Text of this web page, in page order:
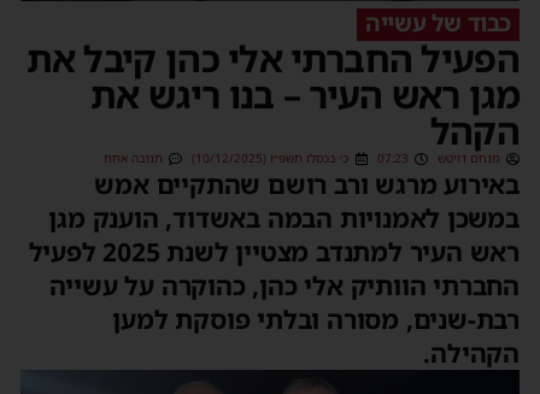
כבוד של עשייה
הפעיל החברתי אלי כהן קיבל את
מגן ראש העיר – בנו ריגש את
הקהל
מנחם דויטש 07:23 כ׳ בכסלו תשפ״ו (10/12/2025) תגובה אחת
באירוע מרגש ורב רושם שהתקיים אמש
במשכן לאמנויות הבמה באשדוד, הוענק מגן
ראש העיר למתנדב מצטיין לשנת 2025 לפעיל
החברתי הוותיק אלי כהן, כהוקרה על עשייה
רבת-שנים, מסורה ובלתי פוסקת למען
הקהילה.